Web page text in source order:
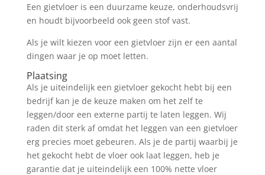
Een gietvloer is een duurzame keuze, onderhoudsvrij
en houdt bijvoorbeeld ook geen stof vast.
Als je wilt kiezen voor een gietvloer zijn er een aantal
dingen waar je op moet letten.
Plaatsing
Als je uiteindelijk een gietvloer gekocht hebt bij een
bedrijf kan je de keuze maken om het zelf te
leggen/door een externe partij te laten leggen. Wij
raden dit sterk af omdat het leggen van een gietvloer
erg precies moet gebeuren. Als je de partij waarbij je
het gekocht hebt de vloer ook laat leggen, heb je
garantie dat je uiteindelijk een 100% nette vloer